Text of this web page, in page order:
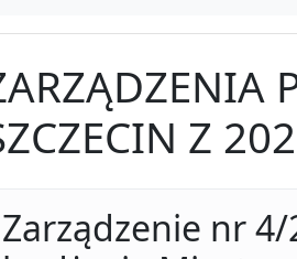
Z
Zarządzenie nr